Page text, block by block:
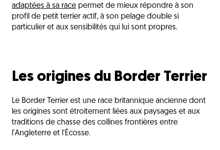
Découvrez aussi
adaptées à sa race permet de mieux répondre à son
profil de petit terrier actif, à son pelage double si
particulier et aux sensibilités qui lui sont propres.
Les origines du Border Terrier
Le Border Terrier est une race britannique ancienne dont
les origines sont étroitement liées aux paysages et aux
traditions de chasse des collines frontières entre
l'Angleterre et l'Écosse.